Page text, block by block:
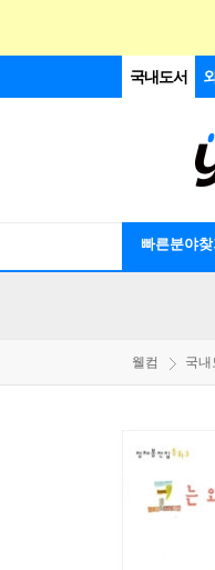
국내도서
빠른분야찾
웰컴 국내